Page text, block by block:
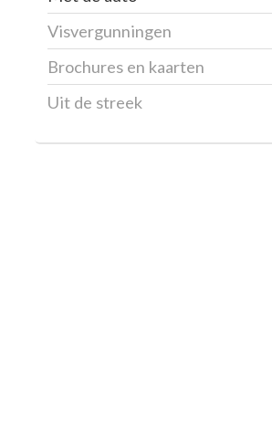
Visvergunningen
Brochures en kaarten
Uit de streek